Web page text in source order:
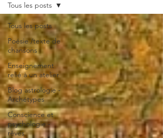
Tous les posts
Poésie /texte de
chansons
Enseignement
relié à un atelier
Blog astrologie -
Archétypes
Conscience et
psychologie -
rêves
Tous les posts